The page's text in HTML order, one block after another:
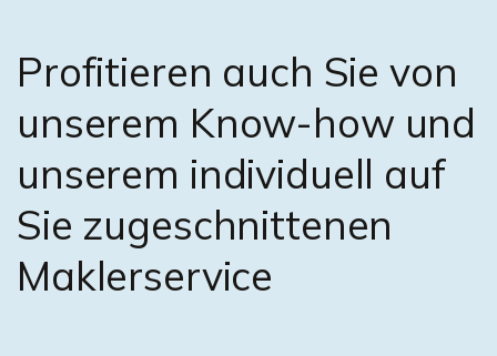
Profitieren auch Sie von
unserem Know-how und
unserem individuell auf
Sie zugeschnittenen
Maklerservice